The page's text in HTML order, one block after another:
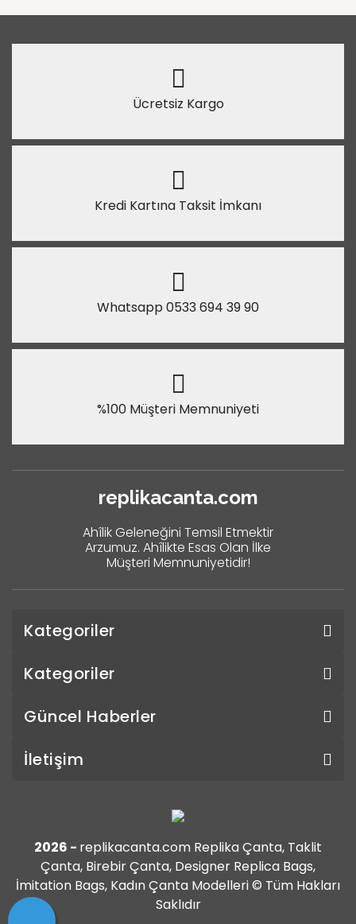
Ücretsiz Kargo
Kredi Kartına Taksit İmkanı
Whatsapp 0533 694 39 90
%100 Müşteri Memnuniyeti
replikacanta.com
Ahîlik Geleneğini Temsil Etmektir
Arzumuz. Ahîlikte Esas Olan İlke
Müşteri Memnuniyetidir!
Kategoriler
Kategoriler
Güncel Haberler
İletişim
2026 - replikacanta.com Replika Çanta, Taklit
Çanta, Birebir Çanta, Designer Replica Bags,
İmitation Bags, Kadın Çanta Modelleri © Tüm Hakları
Saklıdır